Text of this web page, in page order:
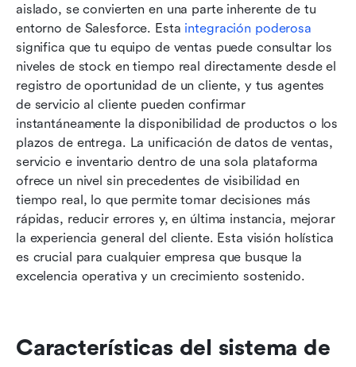
aislado, se convierten en una parte inherente de tu
entorno de Salesforce. Esta integración poderosa
significa que tu equipo de ventas puede consultar los
niveles de stock en tiempo real directamente desde el
registro de oportunidad de un cliente, y tus agentes
de servicio al cliente pueden confirmar
instantáneamente la disponibilidad de productos o los
plazos de entrega. La unificación de datos de ventas,
servicio e inventario dentro de una sola plataforma
ofrece un nivel sin precedentes de visibilidad en
tiempo real, lo que permite tomar decisiones más
rápidas, reducir errores y, en última instancia, mejorar
la experiencia general del cliente. Esta visión holística
es crucial para cualquier empresa que busque la
excelencia operativa y un crecimiento sostenido.
Características del sistema de